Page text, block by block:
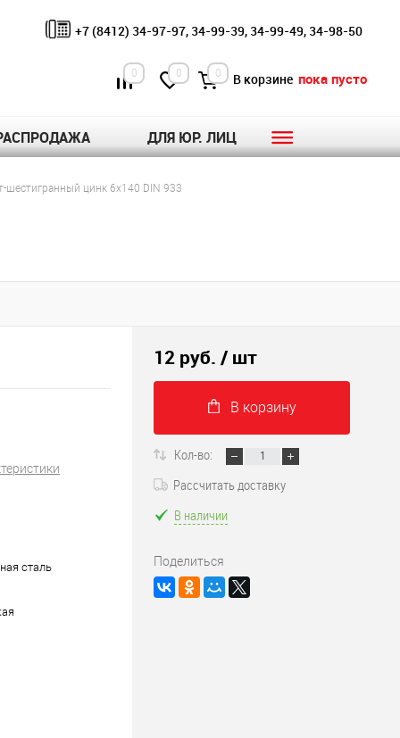
+7 (8412) 34-97-97, 34-99-39, 34-99-49, 34-98-50
0 0 0 В корзине пока пусто
ДЛЯ ЮР. ЛИЦ
шестигранный цинк 6х140 DIN 933
сталь
12 руб. / шт
В корзину
Кол-во:
Рассчитать доставку
В наличии
Поделиться